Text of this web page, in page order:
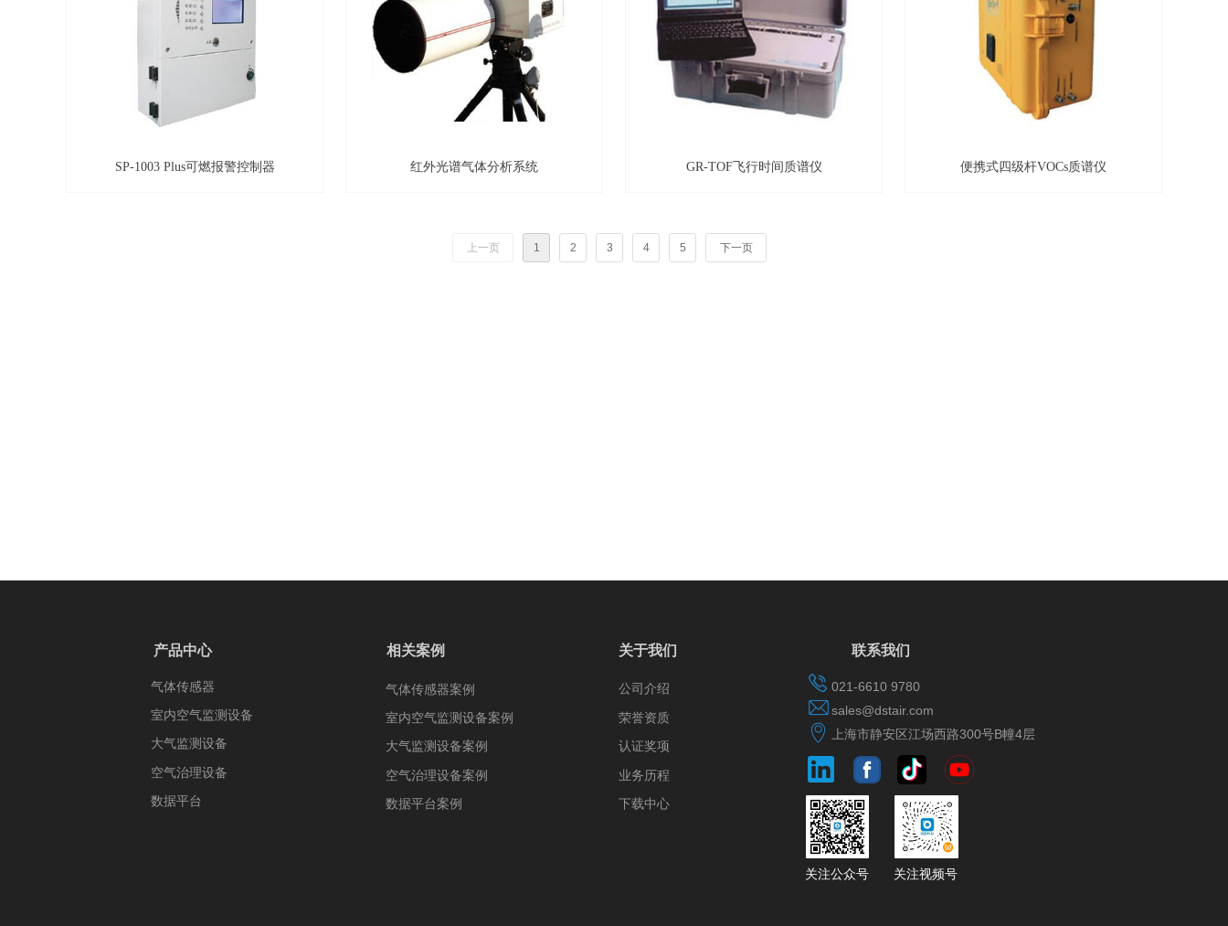
SP-1003 Plus可燃报警控制器 红外光谱气体分析系统 GR-TOF飞行时间质谱仪 便携式四级杆VOCs质谱仪
上一页 1 2 3 4 5 下一页
产品中心 相关案例 关于我们 联系我们
气体传感器
室内空气监测设备
大气监测设备
空气治理设备
数据平台
公司介绍
荣誉资质
认证奖项
业务历程
下载中心
气体传感器案例
室内空气监测设备案例
大气监测设备案例
空气治理设备案例
数据平台案例
021-6610 9780
sales@dstair.com
上海市静安区江场西路300号B幢4层
​​​​​​​​​​​​​​关注公众号 ​​​​​​​​​​​​​​关注视频号